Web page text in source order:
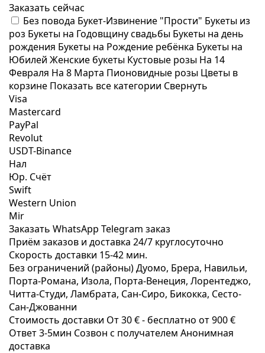
Заказать сейчас
Без повода Букет-Извинение "Прости" Букеты из
роз Букеты на Годовщину свадьбы Букеты на день
рождения Букеты на Рождение ребёнка Букеты на
Юбилей Женские букеты Кустовые розы На 14
Февраля На 8 Марта Пионовидные розы Цветы в
корзине Показать все категории Свернуть
Visa
Mastercard
PayPal
Revolut
USDT-Binance
Нал
Юр. Счёт
Swift
Western Union
Mir
Заказать WhatsApp Telegram заказ
Приём заказов и доставка 24/7 круглосуточно
Скорость доставки 15-42 мин.
Без ограничений (районы)Дуомо, Брера, Навильи,
Порта-Романа, Изола, Порта-Венеция, Лорентеджо,
Читта-Студи, Ламбрата, Сан-Сиро, Бикокка, Сесто-
Сан-Джованни
Стоимость доставки От 30 € - бесплатно от 900 €
Ответ 3-5мин Созвон с получателем Анонимная
доставка